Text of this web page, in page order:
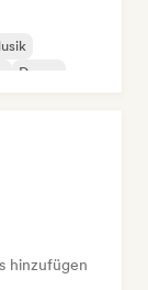
Dance
hinzufügen